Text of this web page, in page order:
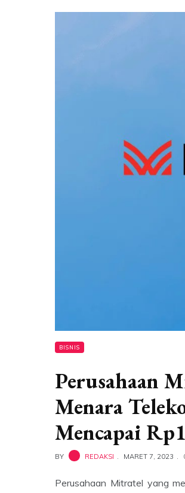
BISNIS
Perusahaan
Menara
Mencapai
BY REDAKSI MARET 7, 2023
Perusahaan Mitratel yang